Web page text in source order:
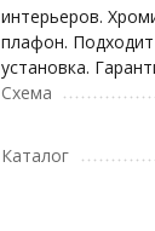
интерьеров.
плафон.
установка.
Схема
Каталог